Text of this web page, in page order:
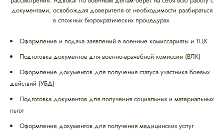
документами, освобождая доверителя от необходимости разбираться
в сложных бюрократических процедурах.
Оформление и подача заявлений в военные комиссариаты и ТЦК
Подготовка документов для военно-врачебной комиссии (ВЛК)
Оформление документов для получения статуса участника боевых
действий (УБД)
Подготовка документов для получения социальных и материальных
льгот
Оформление документов для получения медицинских услуг